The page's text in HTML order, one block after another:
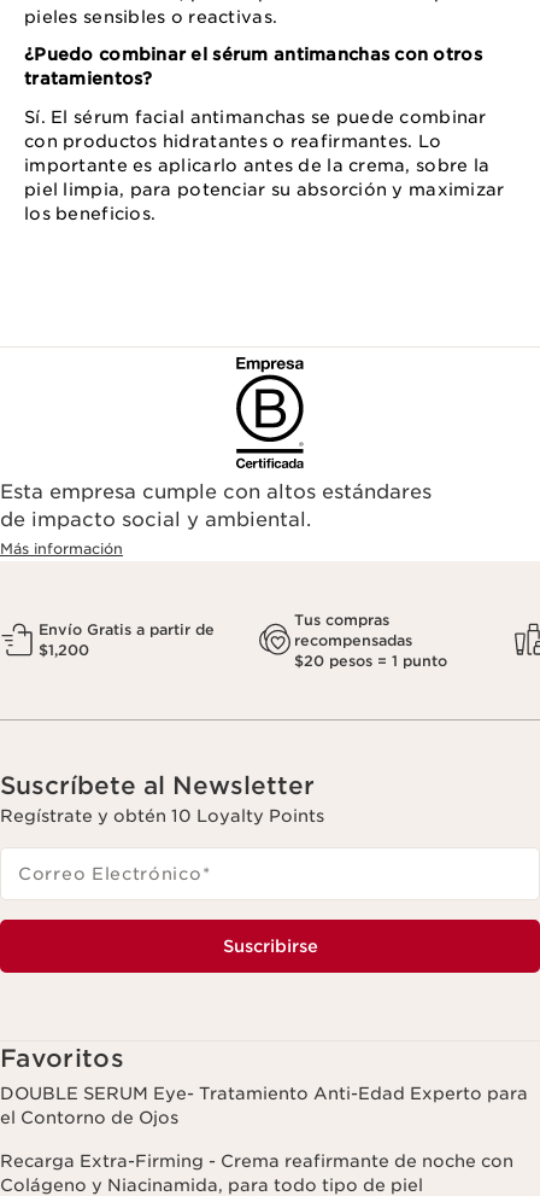
pieles sensibles o reactivas.
¿Puedo combinar el sérum antimanchas con otros
tratamientos?
Sí. El sérum facial antimanchas se puede combinar
con productos hidratantes o reafirmantes. Lo
importante es aplicarlo antes de la crema, sobre la
piel limpia, para potenciar su absorción y maximizar
los beneficios.
Esta empresa cumple con altos estándares
de impacto social y ambiental.
Más información
Envío Gratis a partir de
$1,200
Tus compras
recompensadas
$20 pesos = 1 punto
Suscríbete al Newsletter
Regístrate y obtén 10 Loyalty Points
Correo Electrónico*
Suscribirse
Favoritos
DOUBLE SERUM Eye- Tratamiento Anti-Edad Experto para
el Contorno de Ojos
Recarga Extra-Firming - Crema reafirmante de noche con
Colágeno y Niacinamida, para todo tipo de piel